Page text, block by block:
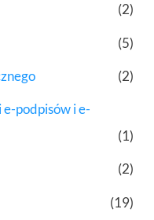
(2)
(5)
(2)
podpisów i e-
(1)
(2)
(19)